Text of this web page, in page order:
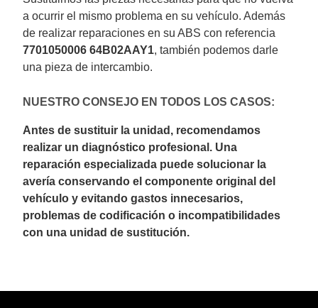
a ocurrir el mismo problema en su vehículo. Además
de realizar reparaciones en su ABS con referencia
7701050006 64B02AAY1, también podemos darle
una pieza de intercambio.
NUESTRO CONSEJO EN TODOS LOS CASOS:
Antes de sustituir la unidad, recomendamos
realizar un diagnóstico profesional. Una
reparación especializada puede solucionar la
avería conservando el componente original del
vehículo y evitando gastos innecesarios,
problemas de codificación o incompatibilidades
con una unidad de sustitución.